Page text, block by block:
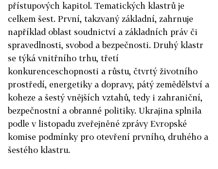
přístupových kapitol. Tematických klastrů je
celkem šest. První, takzvaný základní, zahrnuje
například oblast soudnictví a základních práv či
spravedlnosti, svobod a bezpečnosti. Druhý klastr
se týká vnitřního trhu, třetí
konkurenceschopnosti a růstu, čtvrtý životního
prostředí, energetiky a dopravy, pátý zemědělství a
koheze a šestý vnějších vztahů, tedy i zahraniční,
bezpečnostní a obranné politiky. Ukrajina splnila
podle v listopadu zveřejněné zprávy Evropské
komise podmínky pro otevření prvního, druhého a
šestého klastru.